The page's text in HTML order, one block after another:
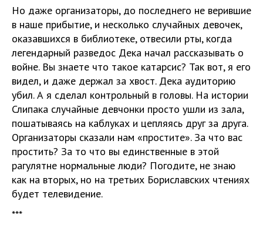
Но даже организаторы, до последнего не верившие
в наше прибытие, и несколько случайных девочек,
оказавшихся в библиотеке, отвесили рты, когда
легендарный разведос Дека начал рассказывать о
войне. Вы знаете что такое катарсис? Так вот, я его
видел, и даже держал за хвост. Дека аудиторию
убил. А я сделал контрольный в головы. На истории
Слипака случайные девчонки просто ушли из зала,
пошатываясь на каблуках и цепляясь друг за друга.
Организаторы сказали нам «простите». За что вас
простить? За то что вы единственные в этой
рагулятне нормальные люди? Погодите, не знаю
как на вторых, но на третьих Бориславских чтениях
будет телевидение.
***